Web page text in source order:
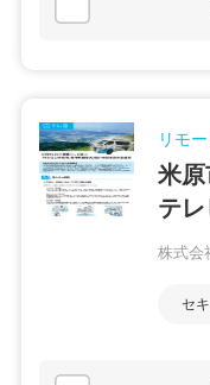
リモ
米
テレ
株式会
セ